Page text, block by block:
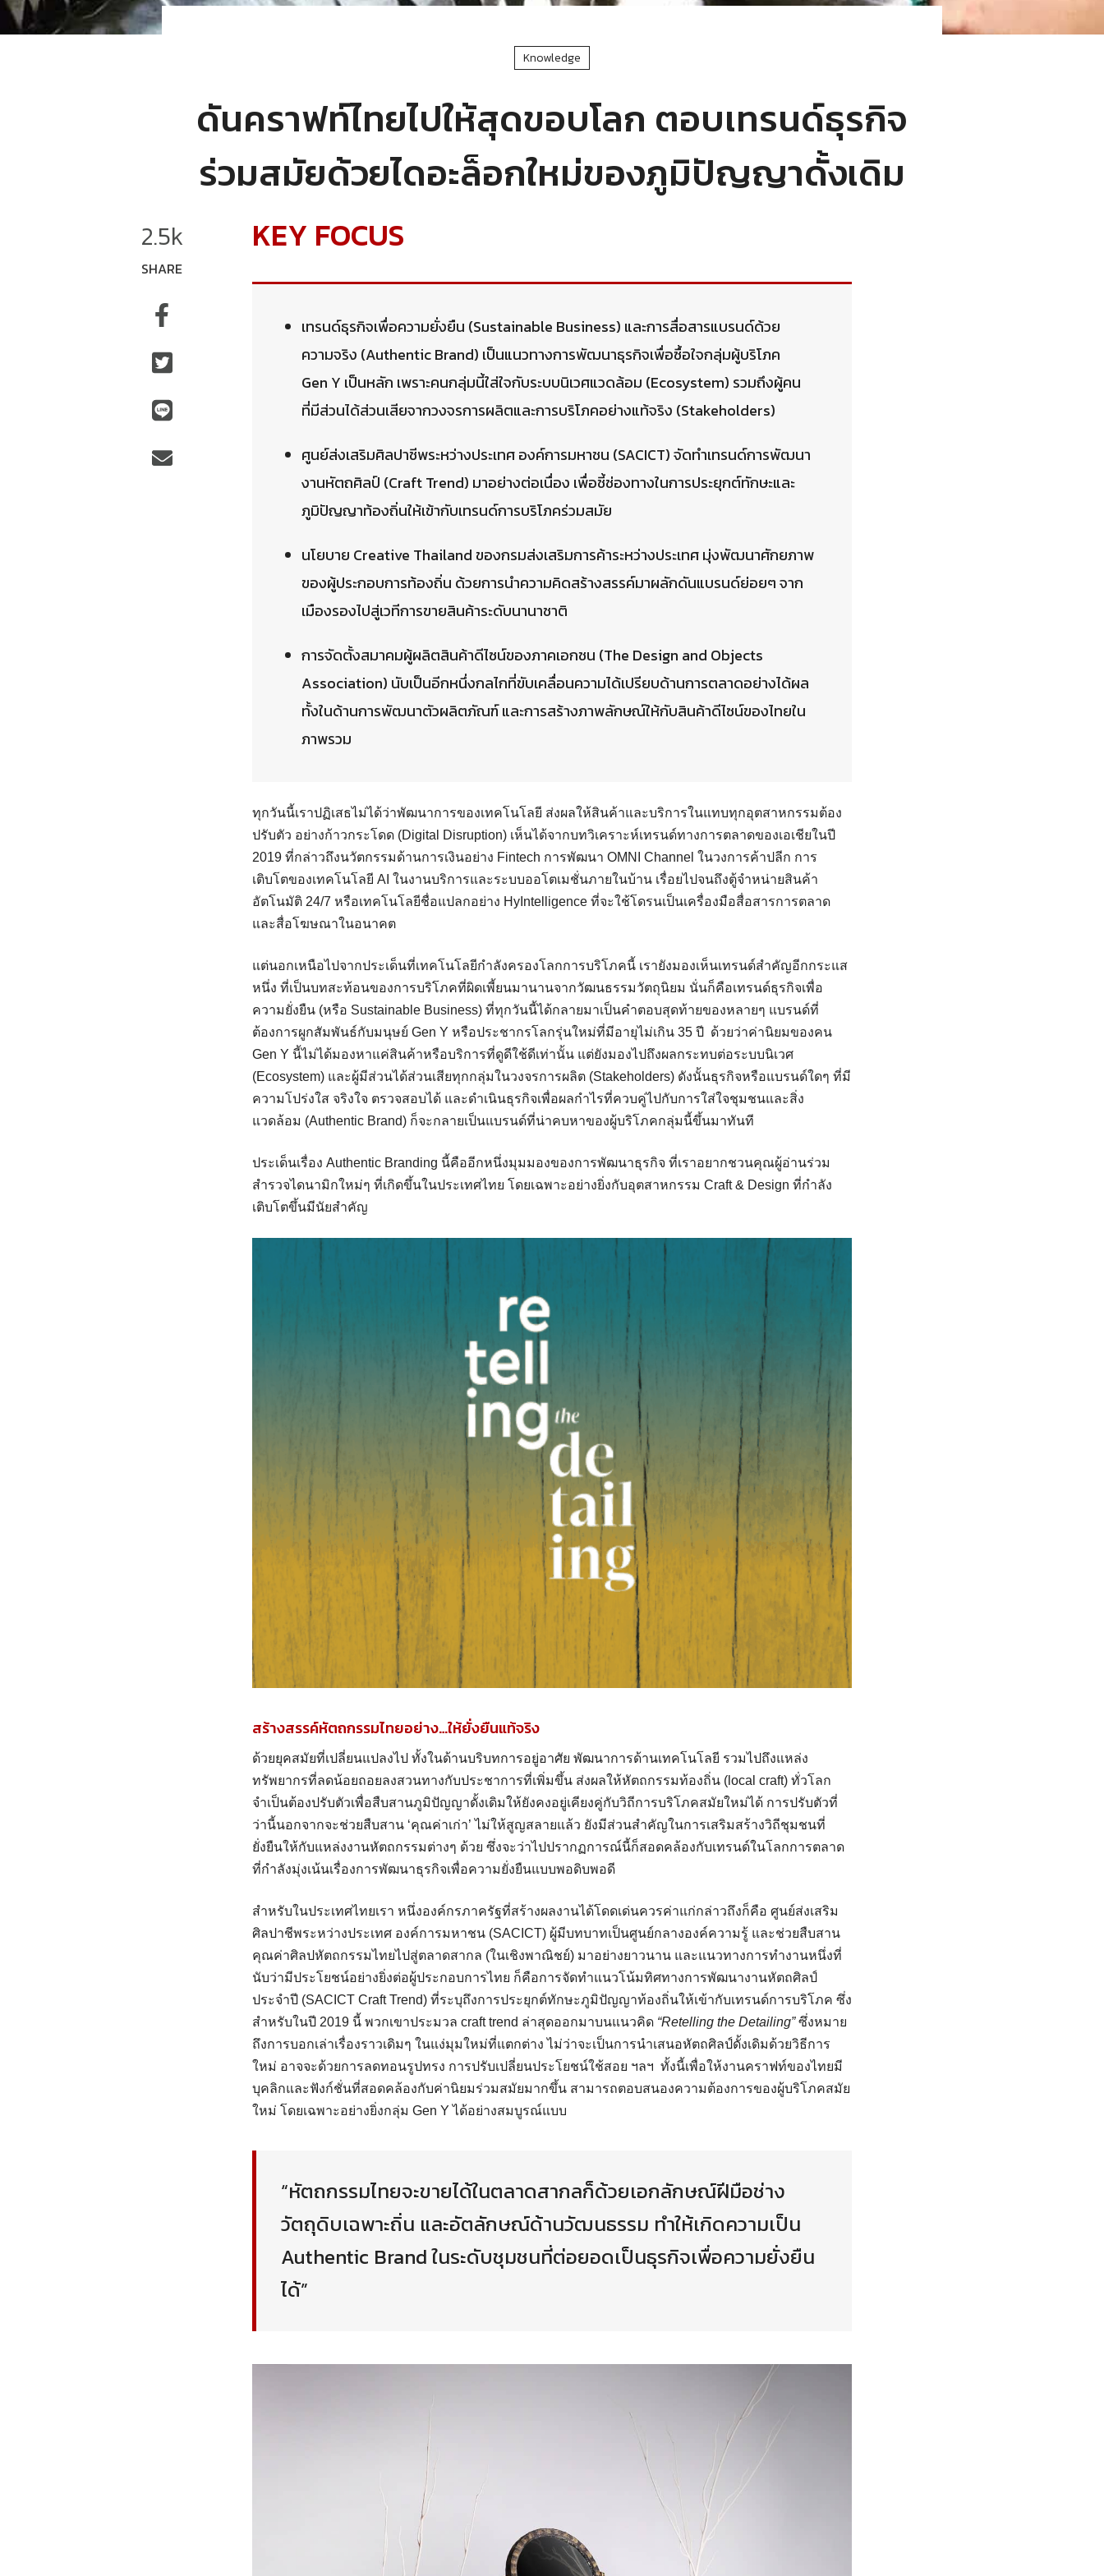
Knowledge
ดันคราฟท์ไทยไปให้สุดขอบโลก ตอบเทรนด์ธุรกิจ
ร่วมสมัยด้วยไดอะล็อกใหม่ของภูมิปัญญาดั้งเดิม
2.5k
SHARE
KEY FOCUS
เทรนด์ธุรกิจเพื่อความยั่งยืน (Sustainable Business) และการสื่อสารแบรนด์ด้วย
ความจริง (Authentic Brand) เป็นแนวทางการพัฒนาธุรกิจเพื่อซื้อใจกลุ่มผู้บริโภค
Gen Y เป็นหลัก เพราะคนกลุ่มนี้ใส่ใจกับระบบนิเวศแวดล้อม (Ecosystem) รวมถึงผู้คน
ที่มีส่วนได้ส่วนเสียจากวงจรการผลิตและการบริโภคอย่างแท้จริง (Stakeholders)
ศูนย์ส่งเสริมศิลปาชีพระหว่างประเทศ องค์การมหาชน (SACICT) จัดทำเทรนด์การพัฒนา
งานหัตถศิลป์ (Craft Trend) มาอย่างต่อเนื่อง เพื่อชี้ช่องทางในการประยุกต์ทักษะและ
ภูมิปัญญาท้องถิ่นให้เข้ากับเทรนด์การบริโภคร่วมสมัย
นโยบาย Creative Thailand ของกรมส่งเสริมการค้าระหว่างประเทศ มุ่งพัฒนาศักยภาพ
ของผู้ประกอบการท้องถิ่น ด้วยการนำความคิดสร้างสรรค์มาผลักดันแบรนด์ย่อยๆ จาก
เมืองรองไปสู่เวทีการขายสินค้าระดับนานาชาติ
การจัดตั้งสมาคมผู้ผลิตสินค้าดีไซน์ของภาคเอกชน (The Design and Objects
Association) นับเป็นอีกหนึ่งกลไกที่ขับเคลื่อนความได้เปรียบด้านการตลาดอย่างได้ผล
ทั้งในด้านการพัฒนาตัวผลิตภัณฑ์ และการสร้างภาพลักษณ์ให้กับสินค้าดีไซน์ของไทยใน
ภาพรวม
ทุกวันนี้เราปฏิเสธไม่ได้ว่าพัฒนาการของเทคโนโลยี ส่งผลให้สินค้าและบริการในแทบทุกอุตสาหกรรมต้อง
ปรับตัว อย่างก้าวกระโดด (Digital Disruption) เห็นได้จากบทวิเคราะห์เทรนด์ทางการตลาดของเอเชียในปี
2019 ที่กล่าวถึงนวัตกรรมด้านการเงินอย่าง Fintech การพัฒนา OMNI Channel ในวงการค้าปลีก การ
เติบโตของเทคโนโลยี AI ในงานบริการและระบบออโตเมชั่นภายในบ้าน เรื่อยไปจนถึงตู้จำหน่ายสินค้า
อัตโนมัติ 24/7 หรือเทคโนโลยีชื่อแปลกอย่าง HyIntelligence ที่จะใช้โดรนเป็นเครื่องมือสื่อสารการตลาด
และสื่อโฆษณาในอนาคต
แต่นอกเหนือไปจากประเด็นที่เทคโนโลยีกำลังครองโลกการบริโภคนี้ เรายังมองเห็นเทรนด์สำคัญอีกกระแส
หนึ่ง ที่เป็นบทสะท้อนของการบริโภคที่ผิดเพี้ยนมานานจากวัฒนธรรมวัตถุนิยม นั่นก็คือเทรนด์ธุรกิจเพื่อ
ความยั่งยืน (หรือ Sustainable Business) ที่ทุกวันนี้ได้กลายมาเป็นคำตอบสุดท้ายของหลายๆ แบรนด์ที่
ต้องการผูกสัมพันธ์กับมนุษย์ Gen Y หรือประชากรโลกรุ่นใหม่ที่มีอายุไม่เกิน 35 ปี ด้วยว่าค่านิยมของคน
Gen Y นี้ไม่ได้มองหาแค่สินค้าหรือบริการที่ดูดีใช้ดีเท่านั้น แต่ยังมองไปถึงผลกระทบต่อระบบนิเวศ
(Ecosystem) และผู้มีส่วนได้ส่วนเสียทุกกลุ่มในวงจรการผลิต (Stakeholders) ดังนั้นธุรกิจหรือแบรนด์ใดๆ ที่มี
ความโปร่งใส จริงใจ ตรวจสอบได้ และดำเนินธุรกิจเพื่อผลกำไรที่ควบคู่ไปกับการใส่ใจชุมชนและสิ่ง
แวดล้อม (Authentic Brand) ก็จะกลายเป็นแบรนด์ที่น่าคบหาของผู้บริโภคกลุ่มนี้ขึ้นมาทันที
ประเด็นเรื่อง Authentic Branding นี้คืออีกหนึ่งมุมมองของการพัฒนาธุรกิจ ที่เราอยากชวนคุณผู้อ่านร่วม
สำรวจไดนามิกใหม่ๆ ที่เกิดขึ้นในประเทศไทย โดยเฉพาะอย่างยิ่งกับอุตสาหกรรม Craft & Design ที่กำลัง
เติบโตขึ้นมีนัยสำคัญ
สร้างสรรค์หัตถกรรมไทยอย่าง…ให้ยั่งยืนแท้จริง
ด้วยยุคสมัยที่เปลี่ยนแปลงไป ทั้งในด้านบริบทการอยู่อาศัย พัฒนาการด้านเทคโนโลยี รวมไปถึงแหล่ง
ทรัพยากรที่ลดน้อยถอยลงสวนทางกับประชาการที่เพิ่มขึ้น ส่งผลให้หัตถกรรมท้องถิ่น (local craft) ทั่วโลก
จำเป็นต้องปรับตัวเพื่อสืบสานภูมิปัญญาดั้งเดิมให้ยังคงอยู่เคียงคู่กับวิถีการบริโภคสมัยใหม่ได้ การปรับตัวที่
ว่านี้นอกจากจะช่วยสืบสาน ‘คุณค่าเก่า’ ไม่ให้สูญสลายแล้ว ยังมีส่วนสำคัญในการเสริมสร้างวิถีชุมชนที่
ยั่งยืนให้กับแหล่งงานหัตถกรรมต่างๆ ด้วย ซึ่งจะว่าไปปรากฏการณ์นี้ก็สอดคล้องกับเทรนด์ในโลกการตลาด
ที่กำลังมุ่งเน้นเรื่องการพัฒนาธุรกิจเพื่อความยั่งยืนแบบพอดิบพอดี
สำหรับในประเทศไทยเรา หนึ่งองค์กรภาครัฐที่สร้างผลงานได้โดดเด่นควรค่าแก่กล่าวถึงก็คือ ศูนย์ส่งเสริม
ศิลปาชีพระหว่างประเทศ องค์การมหาชน (SACICT) ผู้มีบทบาทเป็นศูนย์กลางองค์ความรู้ และช่วยสืบสาน
คุณค่าศิลปหัตถกรรมไทยไปสู่ตลาดสากล (ในเชิงพาณิชย์) มาอย่างยาวนาน และแนวทางการทำงานหนึ่งที่
นับว่ามีประโยชน์อย่างยิ่งต่อผู้ประกอบการไทย ก็คือการจัดทำแนวโน้มทิศทางการพัฒนางานหัตถศิลป์
ประจำปี (SACICT Craft Trend) ที่ระบุถึงการประยุกต์ทักษะภูมิปัญญาท้องถิ่นให้เข้ากับเทรนด์การบริโภค ซึ่ง
สำหรับในปี 2019 นี้ พวกเขาประมวล craft trend ล่าสุดออกมาบนแนวคิด “Retelling the Detailing”ซึ่งหมาย
ถึงการบอกเล่าเรื่องราวเดิมๆ ในแง่มุมใหม่ที่แตกต่าง ไม่ว่าจะเป็นการนำเสนอหัตถศิลป์ดั้งเดิมด้วยวิธีการ
ใหม่ อาจจะด้วยการลดทอนรูปทรง การปรับเปลี่ยนประโยชน์ใช้สอย ฯลฯ ทั้งนี้เพื่อให้งานคราฟท์ของไทยมี
บุคลิกและฟังก์ชั่นที่สอดคล้องกับค่านิยมร่วมสมัยมากขึ้น สามารถตอบสนองความต้องการของผู้บริโภคสมัย
ใหม่ โดยเฉพาะอย่างยิ่งกลุ่ม Gen Y ได้อย่างสมบูรณ์แบบ
“หัตถกรรมไทยจะขายได้ในตลาดสากลก็ด้วยเอกลักษณ์ฝีมือช่าง
วัตถุดิบเฉพาะถิ่น และอัตลักษณ์ด้านวัฒนธรรม ทำให้เกิดความเป็น
Authentic Brand ในระดับชุมชนที่ต่อยอดเป็นธุรกิจเพื่อความยั่งยืน
ได้”